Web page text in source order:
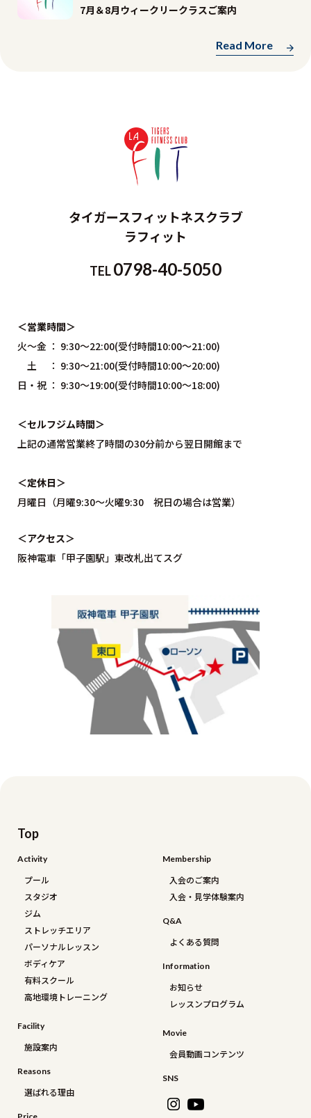
7月＆8月ウィークリークラスご案内
Read More
タイガースフィットネスクラブ
ラフィット
TEL0798-40-5050
＜営業時間＞
火～金 ： 9:30～22:00(受付時間10:00〜21:00)
土 ： 9:30～21:00(受付時間10:00～20:00)
日・祝 ： 9:30～19:00(受付時間10:00〜18:00)
＜セルフジム時間＞
上記の通常営業終了時間の30分前から翌日開館まで
＜定休日＞
月曜日（月曜9:30〜火曜9:30 祝日の場合は営業）
＜アクセス＞
阪神電車「甲子園駅」東改札出てスグ
Top
Activity
プール
スタジオ
ジム
ストレッチエリア
パーソナルレッスン
ボディケア
有料スクール
高地環境トレーニング
Facility
施設案内
Reasons
選ばれる理由
Membership
入会のご案内
入会・見学体験案内
Q&a
よくある質問
Information
お知らせ
レッスンプログラム
Movie
会員動画コンテンツ
SNS